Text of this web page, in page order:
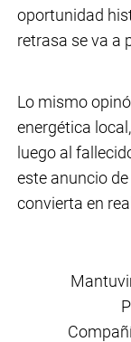
oportunidad
retrasa se va a
Lo mismo opinó
energética
luego al
este anuncio
convierta en